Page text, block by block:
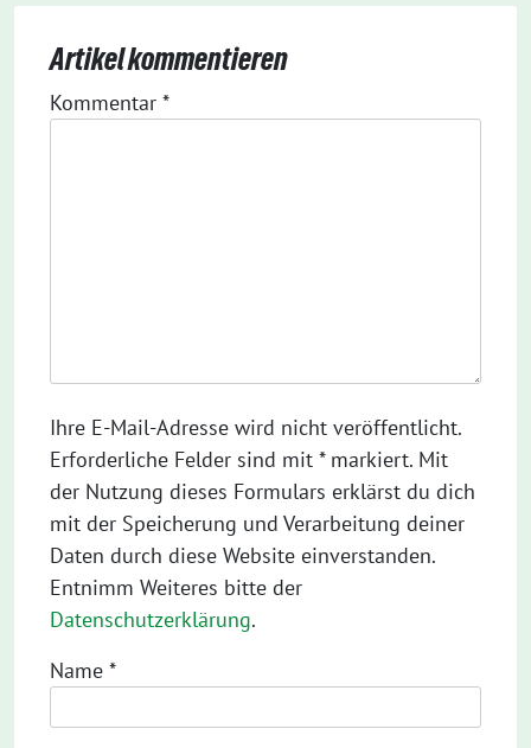
Artikel kommentieren
Kommentar *
Ihre E-Mail-Adresse wird nicht veröffentlicht.
Erforderliche Felder sind mit * markiert. Mit
der Nutzung dieses Formulars erklärst du dich
mit der Speicherung und Verarbeitung deiner
Daten durch diese Website einverstanden.
Entnimm Weiteres bitte der
Datenschutzerklärung.
Name *